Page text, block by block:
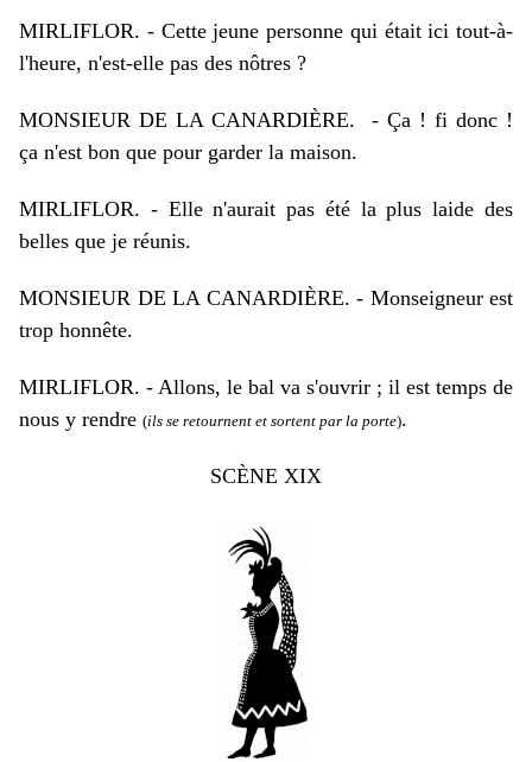
MIRLIFLOR. - Cette jeune personne qui était ici tout-à-
l'heure, n'est-elle pas des nôtres ?
MONSIEUR DE LA CANARDIÈRE. - Ça ! fi donc !
ça n'est bon que pour garder la maison.
MIRLIFLOR. - Elle n'aurait pas été la plus laide des
belles que je réunis.
MONSIEUR DE LA CANARDIÈRE. - Monseigneur est
trop honnête.
MIRLIFLOR. - Allons, le bal va s'ouvrir ; il est temps de
nous y rendre (ils se retournent et sortent par la porte).
SCÈNE XIX